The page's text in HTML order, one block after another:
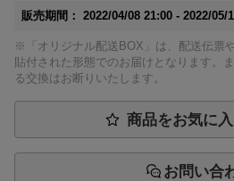
販売期間： 2022/04/08 21:00 - 2022/05/
※「オリジナル配送BOX」は、配送伝票
貼付された形態でのお届けとなります。
る交換はお断りいたします。
商品をお気に
お問い合